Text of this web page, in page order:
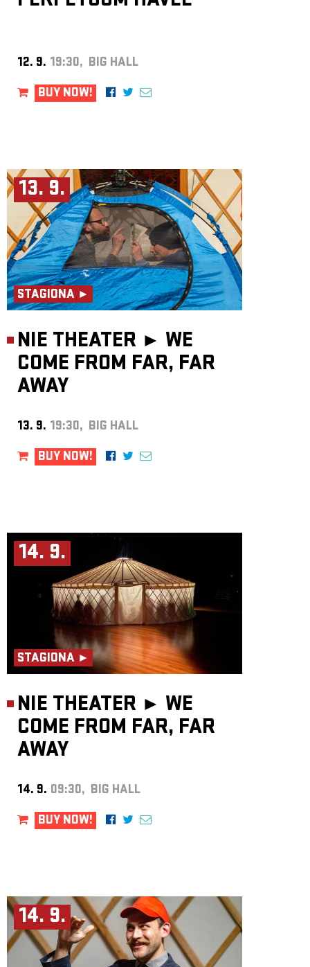
12. 9. 19:30, BIG HALL
BUY NOW!
13. 9.
STAGIONA ►
NIE THEATER ► WE
COME FROM FAR, FAR
AWAY
13. 9. 19:30, BIG HALL
BUY NOW!
14. 9.
STAGIONA ►
NIE THEATER ► WE
COME FROM FAR, FAR
AWAY
14. 9. 09:30, BIG HALL
BUY NOW!
14. 9.